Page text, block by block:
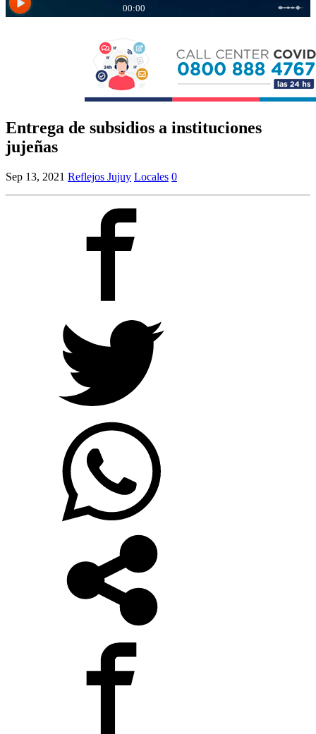
Entrega de subsidios a instituciones
jujeñas
Sep 13, 2021 Reflejos Jujuy Locales 0